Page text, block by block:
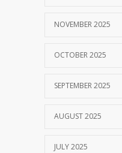
NOVEMBER 2025
OCTOBER 2025
SEPTEMBER 2025
AUGUST 2025
JULY 2025